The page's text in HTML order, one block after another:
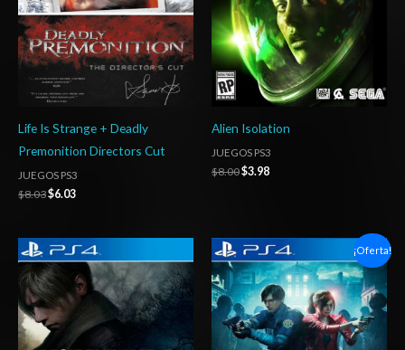
Life Is Strange + Deadly
Premonition Directors Cut
JUEGOS PS3
$8.03$6.03
Alien Isolation
JUEGOS PS3
$8.00$3.98
Rango
de
precios:
desde
$20.03
hasta
$29.03
¡Oferta!
Rango
de
precios:
desde
$4.00
hasta
$7.00